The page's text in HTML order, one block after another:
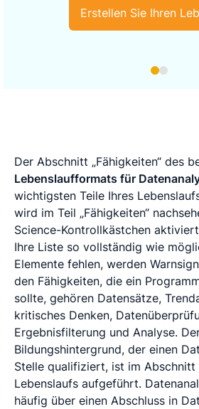
Erstellen Sie Ihren
Der Abschnitt „Fähigkeiten“ des
Lebenslaufformats für
wichtigsten Teile Ihres
wird im Teil „Fähigkeiten“
Science-Kontrollkästchen
Ihre Liste so vollständig wie
Elemente fehlen, werden
den Fähigkeiten, die ein
sollte, gehören Datensätze,
kritisches Denken,
Ergebnisfilterung und Analyse.
Bildungshintergrund, der einen
Stelle qualifiziert, ist im Abschnitt
Lebenslaufs aufgeführt.
häufig über einen Abschluss in